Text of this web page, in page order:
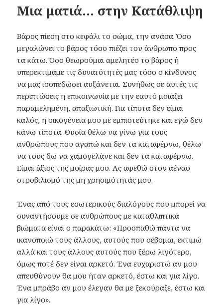
Μια ματιά… στην Κατάθλιψη
Βάρος πίεση στο κεφάλι το σώμα, την ανάσα. Όσο
μεγαλώνει το βάρος τόσο πιέζει τον άνθρωπο προς
τα κάτω. Όσο θεωρούμαι αμελητέο το βάρος ή
υπερεκτιμάμε τις δυνατότητές μας τόσο ο κίνδυνος
να μας ισοπεδώσει αυξάνεται. Συνήθως σε αυτές τις
περιπτώσεις η επικοινωνία με την εαυτό μοιάζει
παραμελημένη, απαξιωτική. Για τίποτα δεν είμαι
καλός, η οικογένεια μου με εμπιστεύτηκε και εγώ δεν
κάνω τίποτα. Θυσία θέλω να γίνω για τους
ανθρώπους που αγαπώ και δεν τα καταφέρνω, θέλω
να τους δω να χαμογελάνε και δεν τα καταφέρνω.
Είμαι άξιος της μοίρας μου. Ας αφεθώ στον αέναο
στροβιλισμό της μη χρησιμότητάς μου.
Ένας από τους εσωτερικούς διαλόγους που μπορεί να
συναντήσουμε σε ανθρώπους με καταθλιπτικά
βιώματα είναι ο παρακάτω: «Προσπαθώ πάντα να
ικανοποιώ τους άλλους, αυτούς που σέβομαι, εκτιμώ
αλλά και τους άλλους αυτούς που ξέρω λιγότερο,
όμως ποτέ δεν είναι αρκετό. Ένα ευχαριστώ αν μου
απευθύνουν θα μου ήταν αρκετό, έστω και για λίγο.
Ένα μπράβο αν μου έλεγαν θα με ξεκούραζε, έστω και
για λίγο».